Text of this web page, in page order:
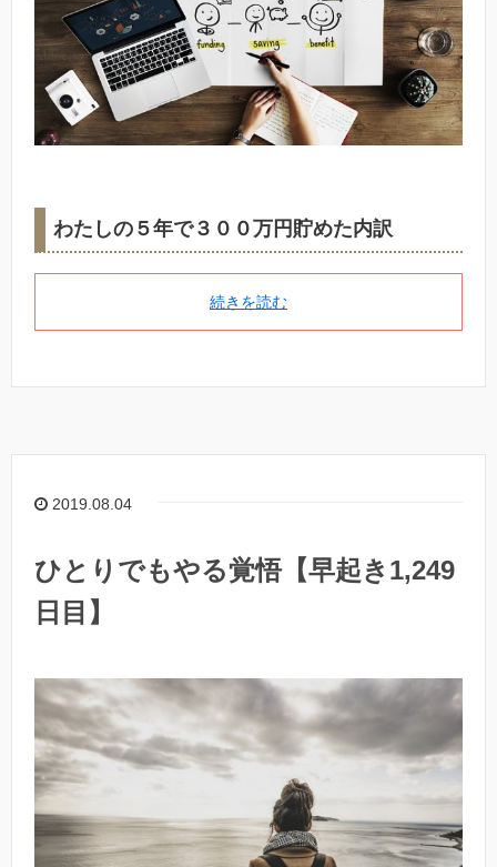
わたしの５年で３００万円貯めた内訳
続きを読む
2019.08.04
ひとりでもやる覚悟【早起き1,249
日目】